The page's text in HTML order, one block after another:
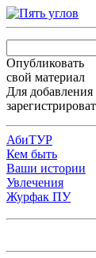
Опубликовать
свой материал
Для
АбиТУР
Кем быть
Ваши истории
Увлечения
Журфак ПУ